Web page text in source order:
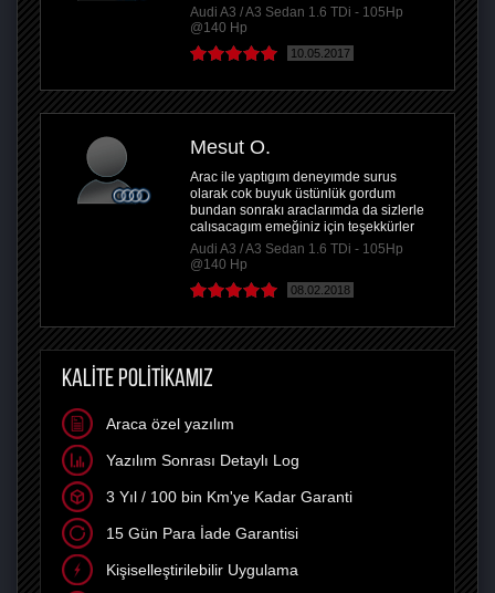
Audi A3 / A3 Sedan 1.6 TDi - 105Hp
@140 Hp
10.05.2017
Mesut O.
Arac ile yaptıgım deneyımde surus
olarak cok buyuk üstünlük gordum
bundan sonrakı araclarımda da sizlerle
calısacagım emeğiniz için teşekkürler
Audi A3 / A3 Sedan 1.6 TDi - 105Hp
@140 Hp
08.02.2018
KALİTE POLİTİKAMIZ
Araca özel yazılım
Yazılım Sonrası Detaylı Log
3 Yıl / 100 bin Km'ye Kadar Garanti
15 Gün Para İade Garantisi
Kişiselleştirilebilir Uygulama